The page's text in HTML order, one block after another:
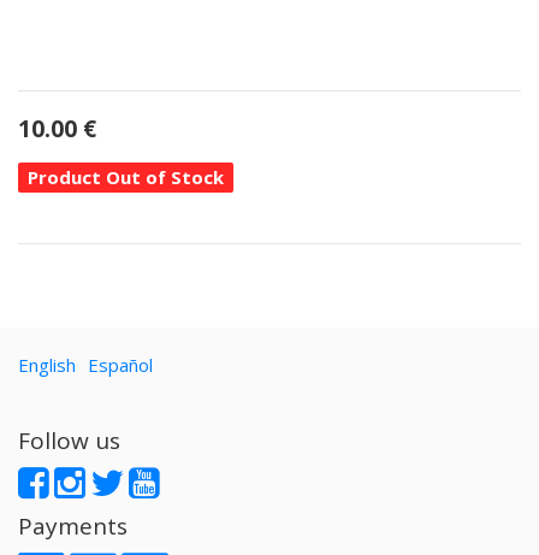
10.00 €
Product Out of Stock
English Español
Follow us
Payments